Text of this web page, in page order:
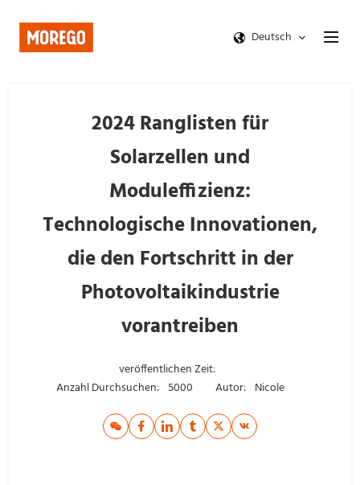
Deutsch
2024 Ranglisten für
Solarzellen und
Moduleffizienz:
Technologische Innovationen,
die den Fortschritt in der
Photovoltaikindustrie
vorantreiben
veröffentlichen Zeit:
Anzahl Durchsuchen: 5000 Autor: Nicole